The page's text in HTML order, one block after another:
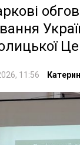
11:56